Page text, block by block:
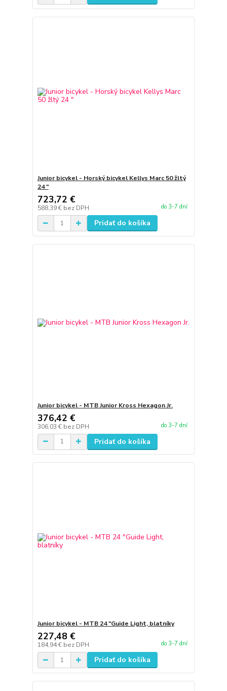
Junior bicykel - Horský bicykel Kellys Marc 50 žltý
24 "
723,72 €
588,39 € bez DPH do 3-7 dní
Pridať do košíka
Junior bicykel - MTB Junior Kross Hexagon Jr.
376,42 €
306,03 € bez DPH do 3-7 dní
Pridať do košíka
Junior bicykel - MTB 24 "Guide Light, blatníky
227,48 €
184,94 € bez DPH do 3-7 dní
Pridať do košíka